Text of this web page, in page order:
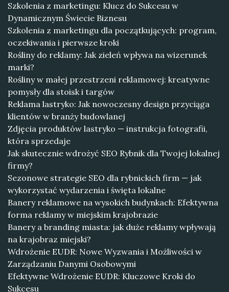
Szkolenia z marketingu: Klucz do Sukcesu w
Dynamicznym Świecie Biznesu
Szkolenia z marketingu dla początkujących: program,
oczekiwania i pierwsze kroki
Rośliny do reklamy: Jak zieleń wpływa na wizerunek
marki?
Rośliny w małej przestrzeni reklamowej: kreatywne
pomysły dla stoisk i targów
Reklama lastryko: Jak nowoczesny design przyciąga
klientów w branży budowlanej
Zdjęcia produktów lastryko — instrukcja fotografii,
która sprzedaje
Jak skutecznie wdrożyć SEO Rybnik dla Twojej lokalnej
firmy?
Sezonowe strategie SEO dla rybnickich firm — jak
wykorzystać wydarzenia i święta lokalne
Banery reklamowe na wysokich budynkach: Efektywna
forma reklamy w miejskim krajobrazie
Banery a branding miasta: jak duże reklamy wpływają
na krajobraz miejski?
Wdrożenie EUDR: Nowe Wyzwania i Możliwości w
Zarządzaniu Danymi Osobowymi
Efektywne Wdrożenie EUDR: Kluczowe Kroki do
Sukcesu